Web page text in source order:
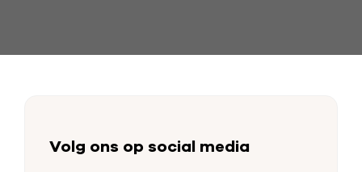
Volg ons op social media